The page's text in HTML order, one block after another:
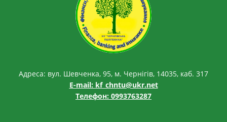
Адреса: вул. Шевченка, 95, м. Чернігів, 14035, каб. 317
E-mail: kf_chntu@ukr.net
Телефон: 0993763287